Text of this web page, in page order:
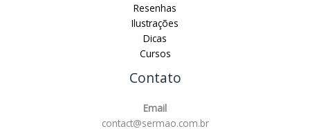
Resenhas
Ilustrações
Dicas
Cursos
Contato
Email
contact@sermao.com.br